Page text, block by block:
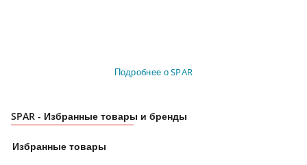
Подробнее о SPAR
SPAR - Избранные товары и бренды
Избранные товары